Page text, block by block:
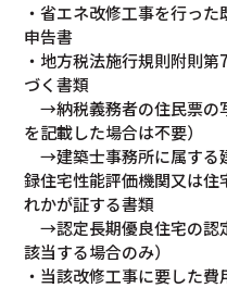
・省エネ改修工事を行っ
申告書
・地方税法施行規則附則
づく書類
→納税義務者の住民票の
を記載した場合は不要）
→建築士事務所に属する
録住宅性能評価機関又は
れかが証する書類
→認定長期優良住宅の認
該当する場合のみ）
・当該改修工事に要した費